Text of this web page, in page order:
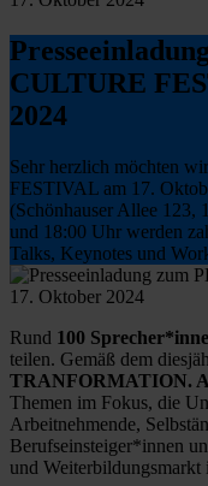
CULTURE
2024
Sehr herzlich möchten
FESTIVAL am 17.
(Schönhauser Allee 123,
und 18:00 Uhr werden
Talks, Keynotes und
Rund 100
teilen. Gemäß dem
TRANFORMATION.
Themen im Fokus, die
Arbeitnehmende,
Berufseinsteiger*innen
und Weiterbildungsmarkt